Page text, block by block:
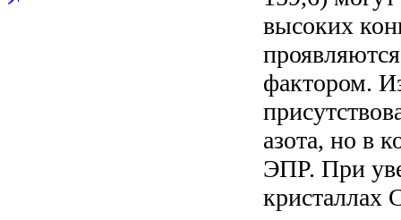
высоких
фактором.
азота, но в
ЭПР. При
кристаллах